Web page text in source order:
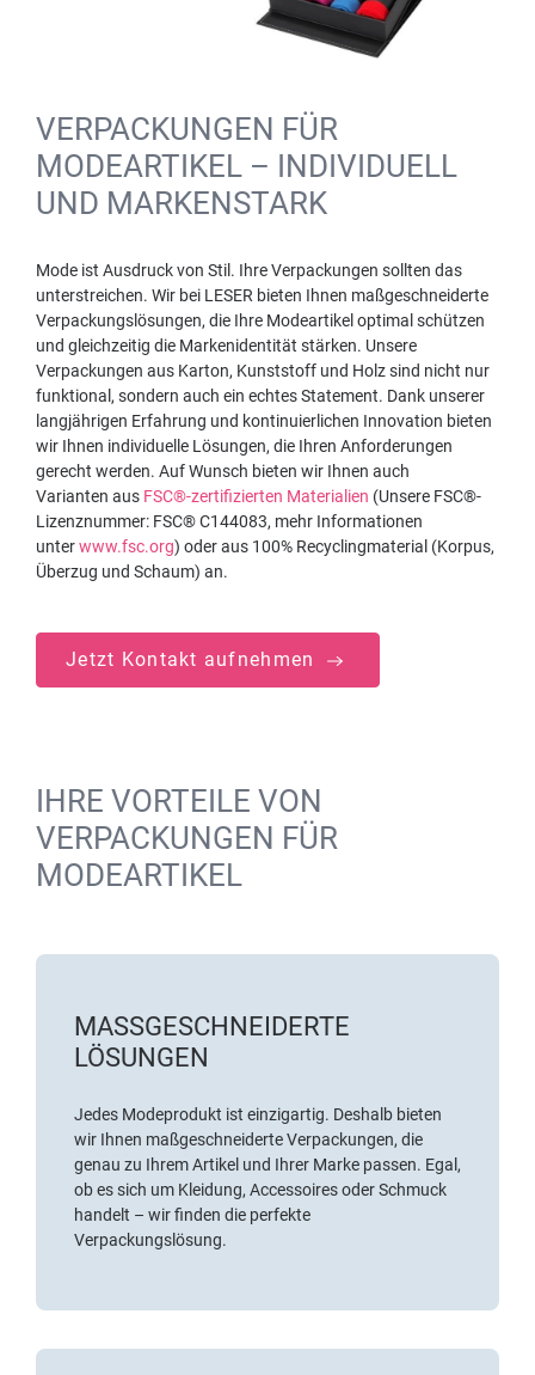
VERPACKUNGEN FÜR
MODEARTIKEL – INDIVIDUELL
UND MARKENSTARK
Mode ist Ausdruck von Stil. Ihre Verpackungen sollten das
unterstreichen. Wir bei LESER bieten Ihnen maßgeschneiderte
Verpackungslösungen, die Ihre Modeartikel optimal schützen
und gleichzeitig die Markenidentität stärken. Unsere
Verpackungen aus Karton, Kunststoff und Holz sind nicht nur
funktional, sondern auch ein echtes Statement. Dank unserer
langjährigen Erfahrung und kontinuierlichen Innovation bieten
wir Ihnen individuelle Lösungen, die Ihren Anforderungen
gerecht werden. Auf Wunsch bieten wir Ihnen auch
Varianten aus FSC®-zertifizierten Materialien (Unsere FSC®-
Lizenznummer: FSC® C144083, mehr Informationen
unterwww.fsc.org) oder aus 100% Recyclingmaterial (Korpus,
Überzug und Schaum) an.
Jetzt Kontakt aufnehmen
IHRE VORTEILE VON
VERPACKUNGEN FÜR
MODEARTIKEL
MASSGESCHNEIDERTE L
ÖSUNGEN
Jedes Modeprodukt ist einzigartig. Deshalb bieten
wir Ihnen maßgeschneiderte Verpackungen, die
genau zu Ihrem Artikel und Ihrer Marke passen. Egal,
ob es sich um Kleidung, Accessoires oder Schmuck
handelt – wir finden die perfekte
Verpackungslösung.